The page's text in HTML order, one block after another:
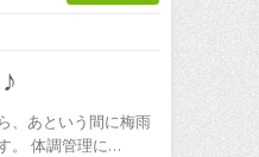
、あという間に梅雨
。 体調管理に…